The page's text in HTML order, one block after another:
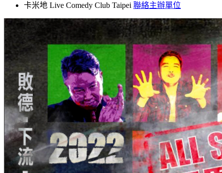
卡米地 Live Comedy Club Taipei 聯絡主辦單位